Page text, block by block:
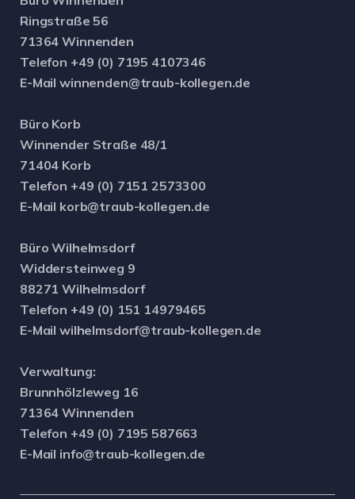
Ringstraße 56
71364 Winnenden
Telefon +49 (0) 7195 4107346
E-Mail winnenden@traub-kollegen.de
Büro Korb
Winnender Straße 48/1
71404 Korb
Telefon +49 (0) 7151 2573300
E-Mail korb@traub-kollegen.de
Büro Wilhelmsdorf
Widdersteinweg 9
88271 Wilhelmsdorf
Telefon +49 (0) 151 14979465
E-Mail wilhelmsdorf@traub-kollegen.de
Verwaltung:
Brunnhölzleweg 16
71364 Winnenden
Telefon +49 (0) 7195 587663
E-Mail info@traub-kollegen.de